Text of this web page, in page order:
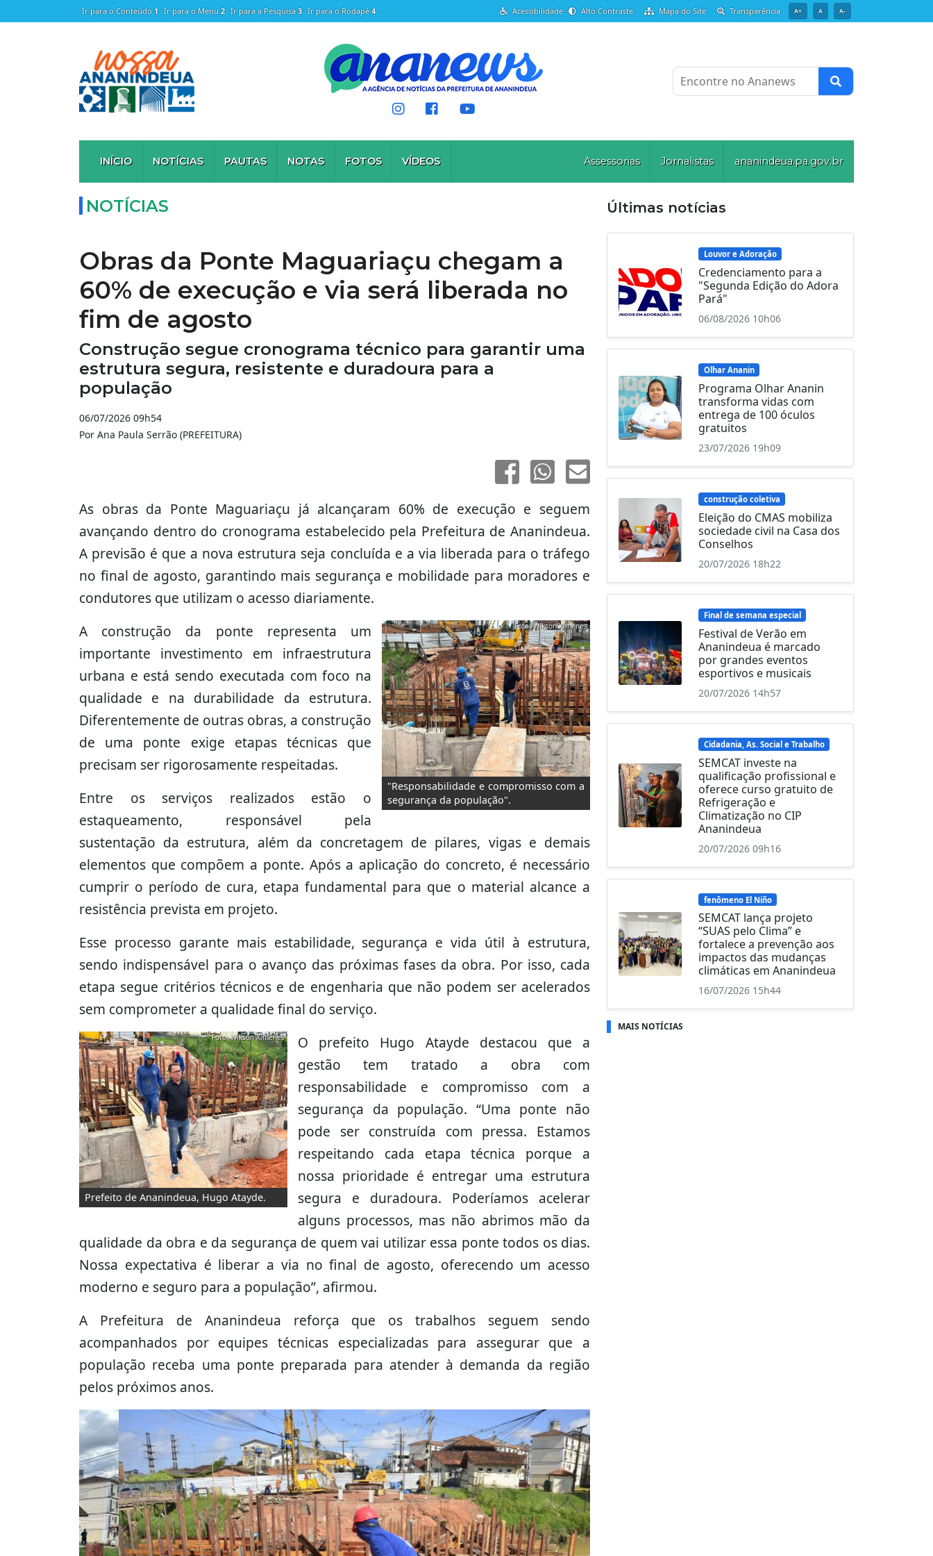
Ir para o Conteúdo 1 Ir para o Menu 2 Ir para a Pesquisa 3 Ir para o Rodapé4 Acessibilidade Alto Contraste Mapa do Site Transparência A+ A A-
Encontre no Ananews
INÍCIO NOTÍCIAS PAUTAS NOTAS FOTOS VÍDEOS Assessorias Jornalistas ananindeua.pa.gov.br
NOTÍCIAS
Obras da Ponte Maguariaçu chegam a
60% de execução e via será liberada no
fim de agosto
Construção segue cronograma técnico para garantir uma
estrutura segura, resistente e duradoura para a
população
06/07/2026 09h54
Por Ana Paula Serrão (PREFEITURA)
As obras da Ponte Maguariaçu já alcançaram 60% de execução e seguem
avançando dentro do cronograma estabelecido pela Prefeitura de Ananindeua.
A previsão é que a nova estrutura seja concluída e a via liberada para o tráfego
no final de agosto, garantindo mais segurança e mobilidade para moradores e
condutores que utilizam o acesso diariamente.
"Responsabilidade e compromisso com a
segurança da população".
Foto: Wikson Ximenes
A construção da ponte representa um
importante investimento em infraestrutura
urbana e está sendo executada com foco na
qualidade e na durabilidade da estrutura.
Diferentemente de outras obras, a construção
de uma ponte exige etapas técnicas que
precisam ser rigorosamente respeitadas.
Entre os serviços realizados estão o
estaqueamento, responsável pela
sustentação da estrutura, além da concretagem de pilares, vigas e demais
elementos que compõem a ponte. Após a aplicação do concreto, é necessário
cumprir o período de cura, etapa fundamental para que o material alcance a
resistência prevista em projeto.
Esse processo garante mais estabilidade, segurança e vida útil à estrutura,
sendo indispensável para o avanço das próximas fases da obra. Por isso, cada
etapa segue critérios técnicos e de engenharia que não podem ser acelerados
sem comprometer a qualidade final do serviço.
Prefeito de Ananindeua, Hugo Atayde.
Foto: Wikson Ximenes
O prefeito Hugo Atayde destacou que a
gestão tem tratado a obra com
responsabilidade e compromisso com a
segurança da população. “Uma ponte não
pode ser construída com pressa. Estamos
respeitando cada etapa técnica porque a
nossa prioridade é entregar uma estrutura
segura e duradoura. Poderíamos acelerar
alguns processos, mas não abrimos mão da
qualidade da obra e da segurança de quem vai utilizar essa ponte todos os dias.
Nossa expectativa é liberar a via no final de agosto, oferecendo um acesso
moderno e seguro para a população”, afirmou.
A Prefeitura de Ananindeua reforça que os trabalhos seguem sendo
acompanhados por equipes técnicas especializadas para assegurar que a
população receba uma ponte preparada para atender à demanda da região
pelos próximos anos.
Últimas notícias
Louvor e Adoração
Credenciamento para a
"Segunda Edição do Adora
Pará"
06/08/2026 10h06
Olhar Ananin
Programa Olhar Ananin
transforma vidas com
entrega de 100 óculos
gratuitos
23/07/2026 19h09
construção coletiva
Eleição do CMAS mobiliza
sociedade civil na Casa dos
Conselhos
20/07/2026 18h22
Final de semana especial
Festival de Verão em
Ananindeua é marcado
por grandes eventos
esportivos e musicais
20/07/2026 14h57
Cidadania, As. Social e Trabalho
SEMCAT investe na
qualificação profissional e
oferece curso gratuito de
Refrigeração e
Climatização no CIP
Ananindeua
20/07/2026 09h16
fenômeno El Niño
SEMCAT lança projeto
“SUAS pelo Clima” e
fortalece a prevenção aos
impactos das mudanças
climáticas em Ananindeua
16/07/2026 15h44
MAIS NOTÍCIAS